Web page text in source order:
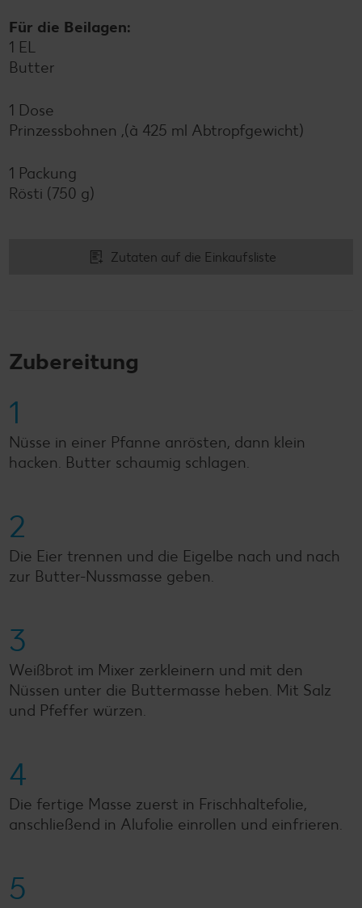
Für die Beilagen:
1 EL
Butter
1 Dose
Prinzessbohnen ,(à 425 ml Abtropfgewicht)
1 Packung
Rösti (750 g)
Zutaten auf die Einkaufsliste
Zubereitung
1
Nüsse in einer Pfanne anrösten, dann klein
hacken. Butter schaumig schlagen.
2
Die Eier trennen und die Eigelbe nach und nach
zur Butter-Nussmasse geben.
3
Weißbrot im Mixer zerkleinern und mit den
Nüssen unter die Buttermasse heben. Mit Salz
und Pfeffer würzen.
4
Die fertige Masse zuerst in Frischhaltefolie,
anschließend in Alufolie einrollen und einfrieren.
5